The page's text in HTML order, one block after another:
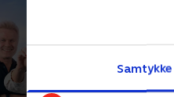
Samtykke